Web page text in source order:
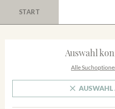
START
Auswahl
Alle
AUSWAHL